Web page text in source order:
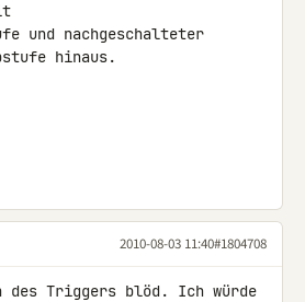
und nachgeschalteter
hinaus.
2010-08-03 11:40#1804708
des Triggers blöd. Ich würde